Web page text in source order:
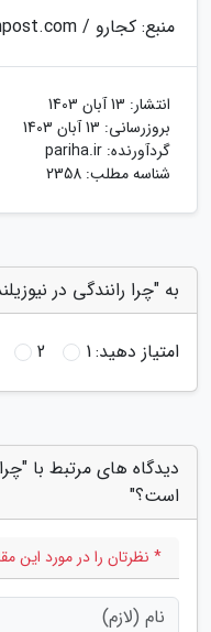
منبع: کجارو / huffingtonpost.com
انتشار: 13 آبان 1403
بروزرسانی: 13 آبان 1403
گردآورنده: pariha.ir
شناسه مطلب: 2358
به "چرا رانندگی در
امتیاز دهید:1
2
دیدگاه های مرتبط با
است؟"
* نظرتان را در مورد این